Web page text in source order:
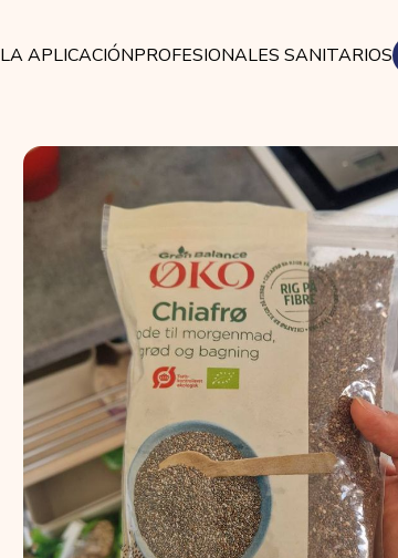
LA APLICACIÓNPROFESIONALES SANITARIOS